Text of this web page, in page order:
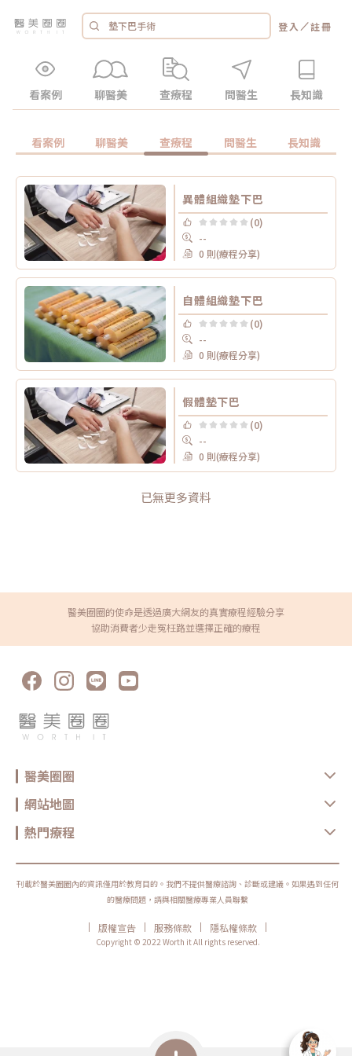
登入 ／註冊
看案例 聊醫美 查療程 問醫生 長知識
看案例 聊醫美 查療程 問醫生 長知識
異體組織墊下巴
(0)
--
0 則(療程分享)
自體組織墊下巴
(0)
--
0 則(療程分享)
假體墊下巴
(0)
--
0 則(療程分享)
已無更多資料
醫美圈圈的使命是透過廣大網友的真實療程經驗分享
協助消費者少走冤枉路並選擇正確的療程
醫美圈圈
網站地圖
熱門療程
刊載於醫美圈圈內的資訊僅用於教育目的。我們不提供醫療諮詢、診斷或建議。如果遇到任何
的醫療問題，請與相關醫療專業人員聯繫
| 版權宣告 | 服務條款 | 隱私權條款
|
Copyright © 2022 Worth it All rights reserved.